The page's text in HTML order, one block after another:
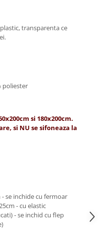
transparenta ce
poliester
si 180x200cm.
si NU se sifoneaza la
- se inchide cu fermoar
- cu elastic
- se inchid cu flep